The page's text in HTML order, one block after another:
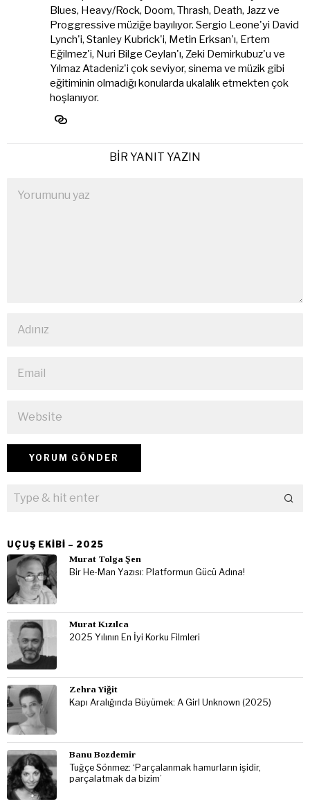
Blues, Heavy/Rock, Doom, Thrash, Death, Jazz ve
Proggressive müziğe bayılıyor. Sergio Leone'yi David
Lynch'i, Stanley Kubrick'i, Metin Erksan'ı, Ertem
Eğilmez'i, Nuri Bilge Ceylan'ı, Zeki Demirkubuz'u ve
Yılmaz Atadeniz'i çok seviyor, sinema ve müzik gibi
eğitiminin olmadığı konularda ukalalık etmekten çok
hoşlanıyor.
BIR YANIT YAZIN
UÇUŞ EKIBI – 2025
Murat Tolga Şen
Bir He-Man Yazısı: Platformun Gücü Adına!
Murat Kızılca
2025 Yılının En İyi Korku Filmleri
Zehra Yiğit
Kapı Aralığında Büyümek: A Girl Unknown (2025)
Banu Bozdemir
Tuğçe Sönmez: ‘Parçalanmak hamurların işidir,
parçalatmak da bizim’